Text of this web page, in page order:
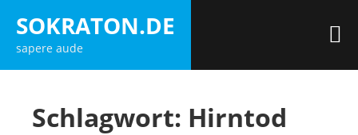
Inhalt
springen
SOKRATON.DE
sapere aude
Schlagwort: Hirntod